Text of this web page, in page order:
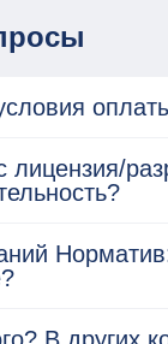
лицензия/